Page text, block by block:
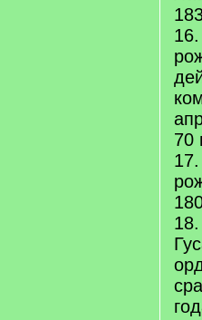
70